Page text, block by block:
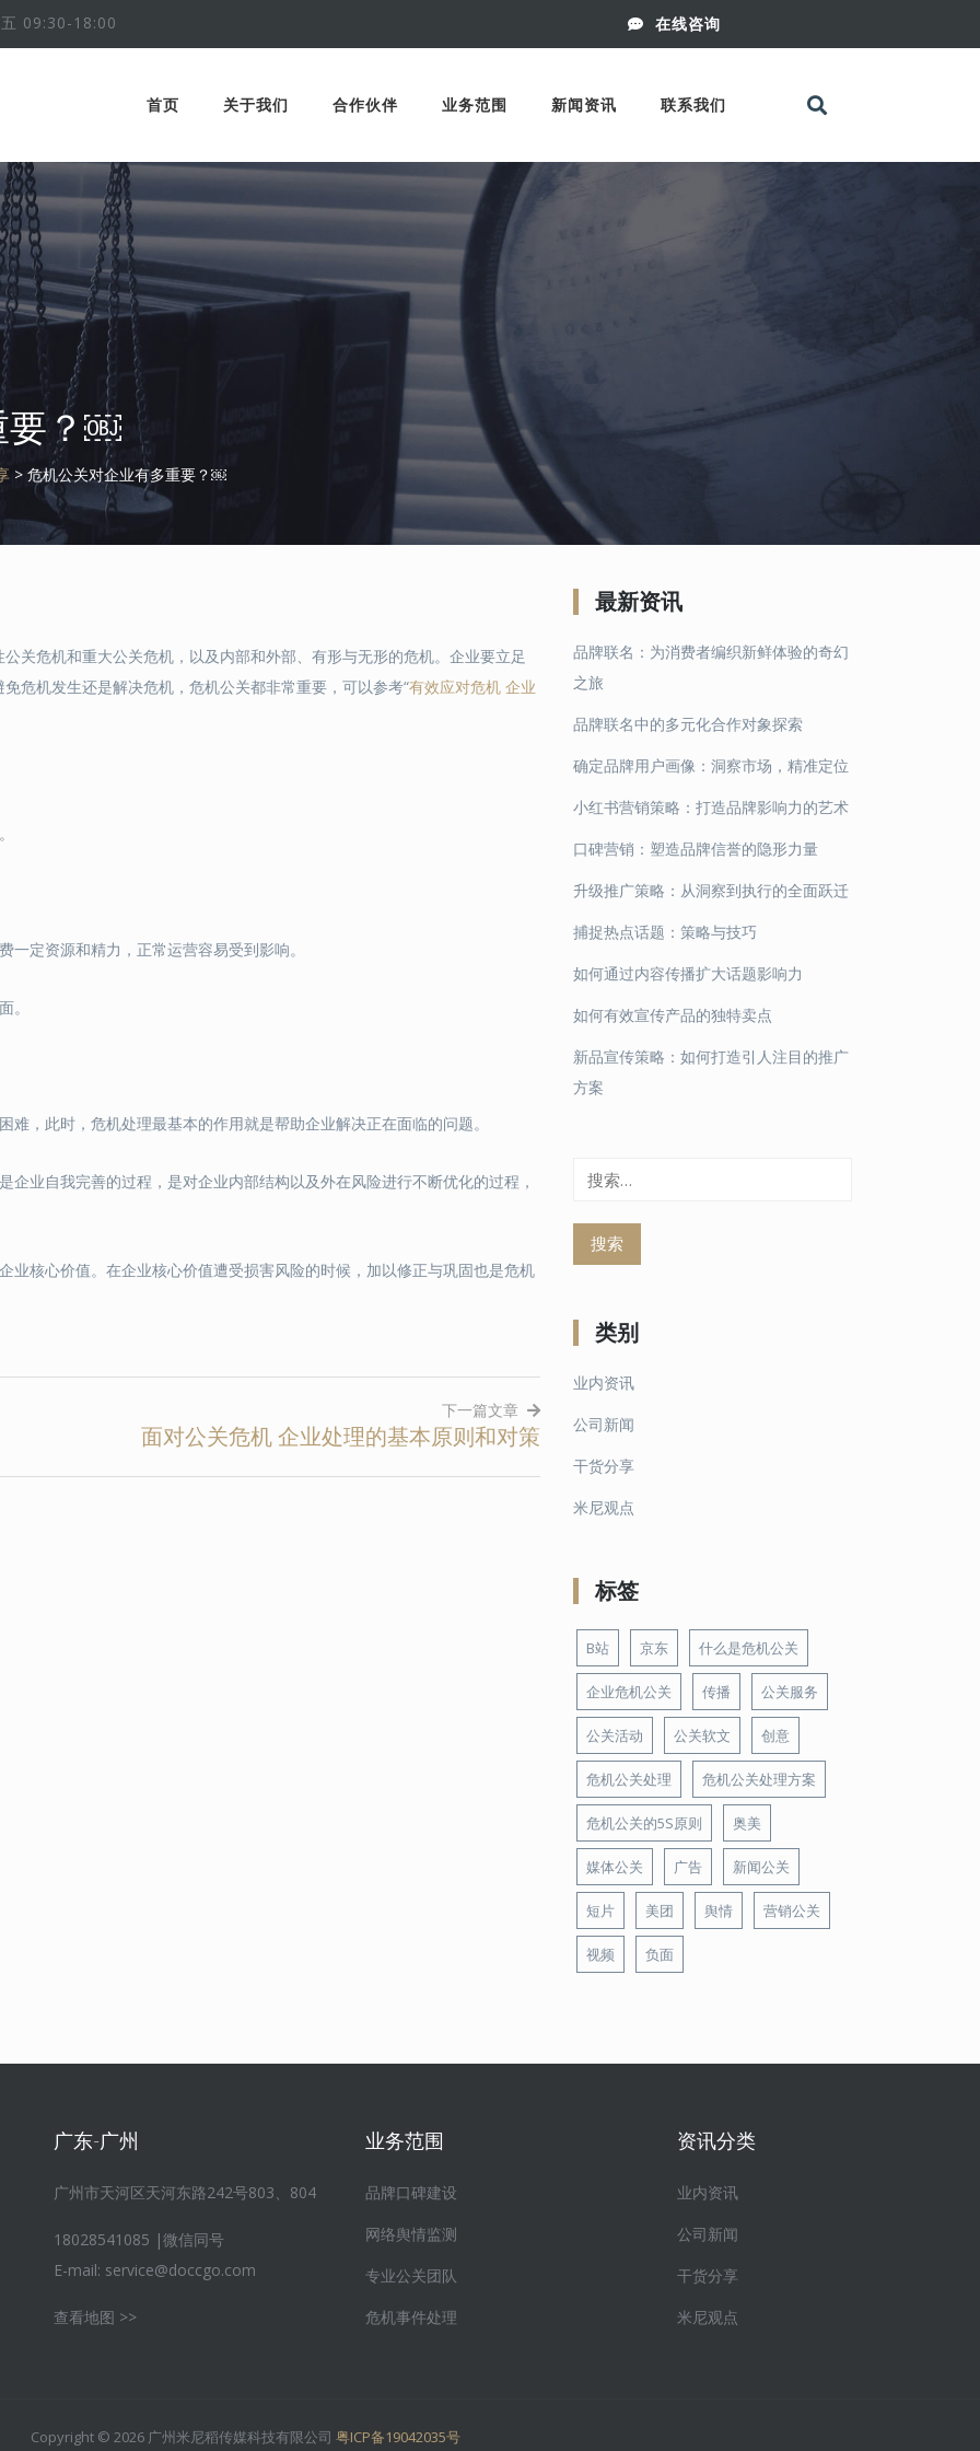
09:30-18:00 在线咨询
首页 关于我们 合作伙伴 业务范围 新闻资讯 联系我们
要？￼
> 危机公关对企业有多重要？￼
关危机和重大公关危机，以及内部和外部、有形与无形的危机。企业要立足
危机发生还是解决危机，危机公关都非常重要，可以参考“有效应对危机 企业
定资源和精力，正常运营容易受到影响。
。
，此时，危机处理最基本的作用就是帮助企业解决正在面临的问题。
业自我完善的过程，是对企业内部结构以及外在风险进行不断优化的过程，
业核心价值。在企业核心价值遭受损害风险的时候，加以修正与巩固也是危机
下一篇文章
面对公关危机 企业处理的基本原则和对策
最新资讯
品牌联名：为消费者编织新鲜体验的奇幻
之旅
品牌联名中的多元化合作对象探索
确定品牌用户画像：洞察市场，精准定位
小红书营销策略：打造品牌影响力的艺术
口碑营销：塑造品牌信誉的隐形力量
升级推广策略：从洞察到执行的全面跃迁
捕捉热点话题：策略与技巧
如何通过内容传播扩大话题影响力
如何有效宣传产品的独特卖点
新品宣传策略：如何打造引人注目的推广
方案
类别
业内资讯
公司新闻
干货分享
米尼观点
标签
B站 京东 什么是危机公关
企业危机公关 传播 公关服务
公关活动 公关软文 创意
危机公关处理 危机公关处理方案
危机公关的5S原则 奥美
媒体公关 广告 新闻公关
短片 美团 舆情 营销公关
视频 负面
广东-广州
广州市天河区天河东路242号803、804
18028541085 |微信同号
E-mail: service@doccgo.com
查看地图 >>
业务范围
品牌口碑建设
网络舆情监测
专业公关团队
危机事件处理
资讯分类
业内资讯
公司新闻
干货分享
米尼观点
Copyright © 2026 广州米尼稻传媒科技有限公司 粤ICP备19042035号